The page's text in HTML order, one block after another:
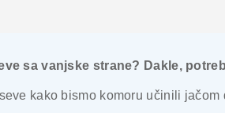
sa vanjske strane? Dakle,
kako bismo komoru učinili